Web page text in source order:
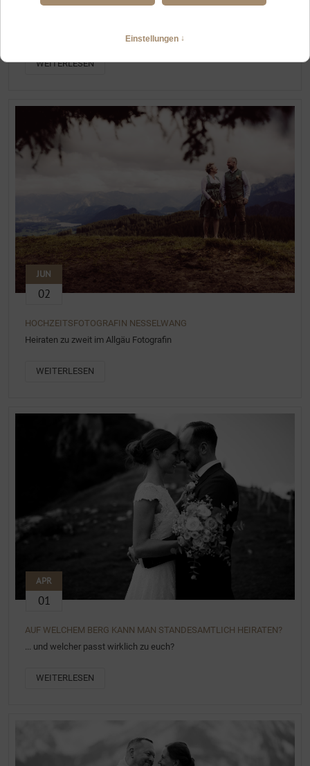
WEITERLESEN
JUN
02
HOCHZEITSFOTOGRAFIN NESSELWANG
Heiraten zu zweit im Allgäu Fotografin
WEITERLESEN
APR
01
AUF WELCHEM BERG KANN MAN STANDESAMTLICH HEIRATEN?
... und welcher passt wirklich zu euch?
WEITERLESEN